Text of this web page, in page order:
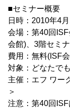
■セミナー概要
日時：2010年4
会場：第40回
会館)、3階セミ
費用：無料(ISF
対象：どなたで
主催：エフ ワー
＞
注意：第40回